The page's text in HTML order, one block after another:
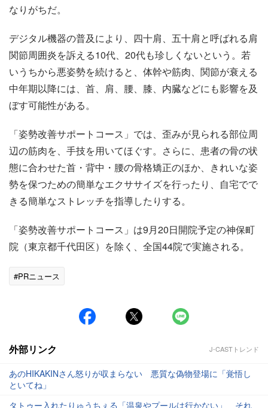
なりがちだ。
デジタル機器の普及により、四十肩、五十肩と呼ばれる肩
関節周囲炎を訴える10代、20代も珍しくないという。若
いうちから悪姿勢を続けると、体幹や筋肉、関節が衰える
中年期以降には、首、肩、腰、膝、内臓などにも影響を及
ぼす可能性がある。
「姿勢改善サポートコース」では、歪みが見られる部位周
辺の筋肉を、手技を用いてほぐす。さらに、患者の骨の状
態に合わせた首・背中・腰の骨格矯正のほか、きれいな姿
勢を保つための簡単なエクササイズを行ったり、自宅でで
きる簡単なストレッチを指導したりする。
「姿勢改善サポートコース」は9月20日開院予定の神保町
院（東京都千代田区）を除く、全国44院で実施される。
#PRニュース
外部リンク J-CASTトレンド
あのHIKAKINさん怒りが収まらない 悪質な偽物登場に「覚悟し
といてね」
タトゥー入れたりゅうちぇる「温泉やプールは行かない」 それ